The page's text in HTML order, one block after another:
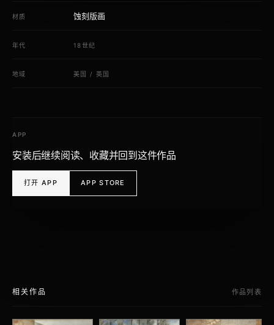
材质 蚀刻版画
年代 18世纪
地域 美国 /英国
APP
安装后继续阅读、收藏并回到这件作品
打开 APP APP STORE
相关作品 作品列表